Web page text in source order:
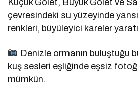
Küçük Gölet, Büyük Gölet ve
çevresindeki su yüzeyinde
renkleri, büyüleyici kareler
Denizle ormanın buluştuğu
kuş sesleri eşliğinde eşsiz
mümkün.